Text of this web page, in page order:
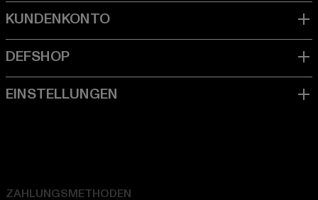
ZAHLUNGSMETHODEN